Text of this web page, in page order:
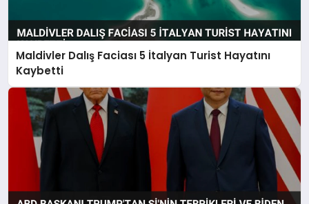
Maldivler Dalış Faciası 5 İtalyan Turist Hayatını
Kaybetti